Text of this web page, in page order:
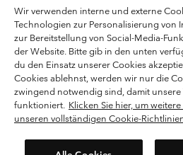
München Deutschland. Alle Rechte
Nutzungsbedingungen
Allgemeine
Datenschutzerklärung
Bestimmungen und Bedingungen des
Nutzungsbedingungen Für
Cookies
Public CBCR
Kundenservice: Mo- Fr. 9:00 - 13:00 &
Wir verwenden interne und externe
Technologien zur Personalisierung von
zur Bereitstellung von Social-Media-
der Website. Bitte gib in den unten
du den Einsatz unserer Cookies
Cookies ablehnst, werden wir nur die
zwingend notwendig sind, damit unsere
funktioniert. Klicken Sie hier, um
unseren vollständigen Cookie-
Bitte wählen Sie Ihr
Online-